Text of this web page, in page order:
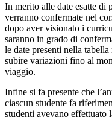
In merito alle date esatte di
verranno confermate nel
dopo aver visionato i
saranno in grado di
le date presenti nella
subire variazioni fino al
viaggio.
Infine si fa presente che
ciascun studente fa
studenti avevano effettuato